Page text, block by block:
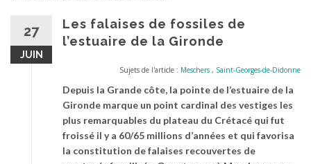
27
JUIN
Les falaises de fossiles de
l’estuaire de la Gironde
Sujets de l'article : Meschers , Saint-Georges-de-Didonne
Depuis la Grande côte, la pointe de l’estuaire de la
Gironde marque un point cardinal des vestiges les
plus remarquables du plateau du Crétacé qui fut
froissé il y a 60/65 millions d’années et qui favorisa
la constitution de falaises recouvertes de